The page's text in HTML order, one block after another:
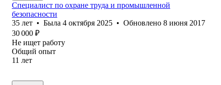
Специалист по охране труда и промышленной
безопасности
35 лет • Была 4 октября 2025 • Обновлено 8 июня 2017
30 000 ₽
Не ищет работу
Общий опыт
11 лет